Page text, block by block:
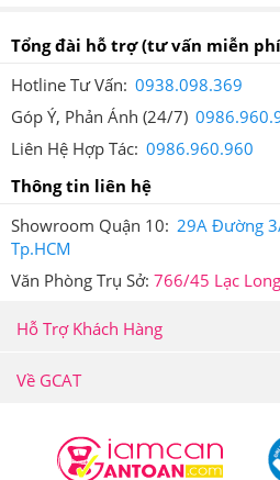
Trên mỗi sản phẩm tại Hệ
đều được dán tem chống hàng
bảo quyền lợi của khách hàng.
Khi cào lớp tem này ra thì bạn
sản phẩm mình đã mua, sau
cú pháp hướng dẫn trên tem
xác thực.
Sau khi bạn đã soạn tin nhắn
gửi trả về cho bạn tin nhắn
Tổng đài hỗ trợ(tư vấn miễn
Hotline Tư Vấn: 0938.098.369
Góp Ý, Phản Ánh (24/7)
Liên Hệ Hợp Tác: 0986.960.960
Thông tin liên hệ
Showroom Quận 10: 29A Đường
Tp.HCM
Văn Phòng Trụ Sở: 766/45 Lạc
Hỗ Trợ Khách Hàng
Về GCAT